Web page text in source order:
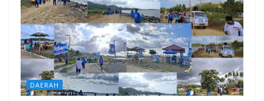
DAERAH